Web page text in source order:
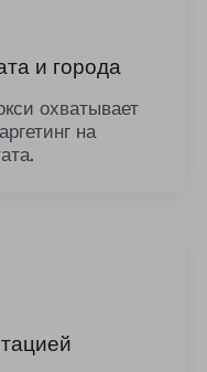
и города
охватывает
на